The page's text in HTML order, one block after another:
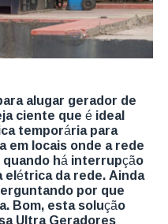
alugar gerador de
ciente que é ideal
temporária para
em locais onde a rede
há interrupção
da rede. Ainda
por que
Bom, esta solução